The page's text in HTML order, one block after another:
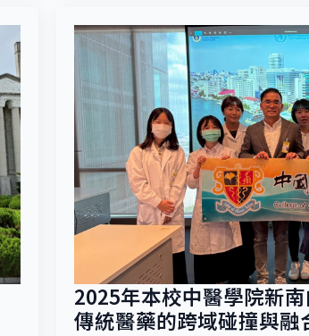
2025年本校中醫學院新
傳統醫藥的跨域碰撞與融